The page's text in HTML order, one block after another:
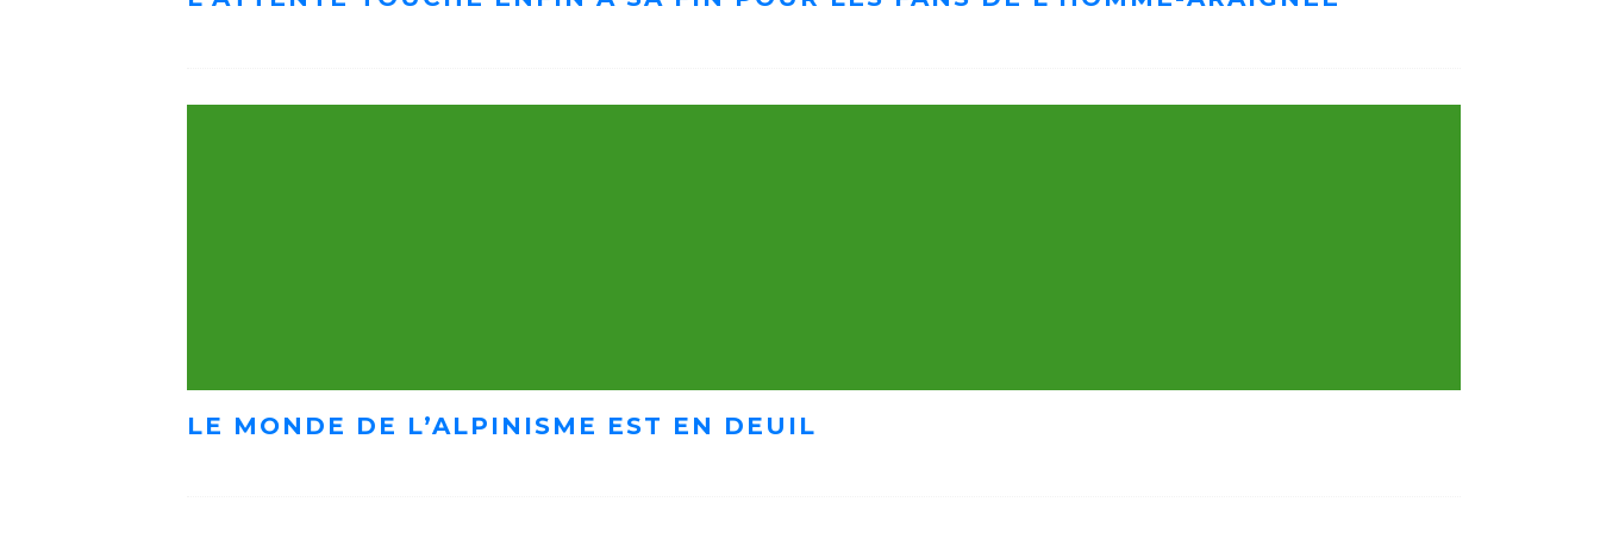
LE MONDE DE L’ALPINISME EST EN DEUIL